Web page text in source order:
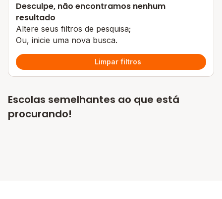
Desculpe, não encontramos nenhum
resultado
Altere seus filtros de pesquisa;
Ou, inicie uma nova busca.
Limpar filtros
Escolas semelhantes ao que está
procurando!